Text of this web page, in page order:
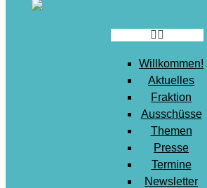
Umwelt
Willkommen!
Aktuelles
Fraktion
Ausschüsse
Themen
Presse
Termine
Newsletter